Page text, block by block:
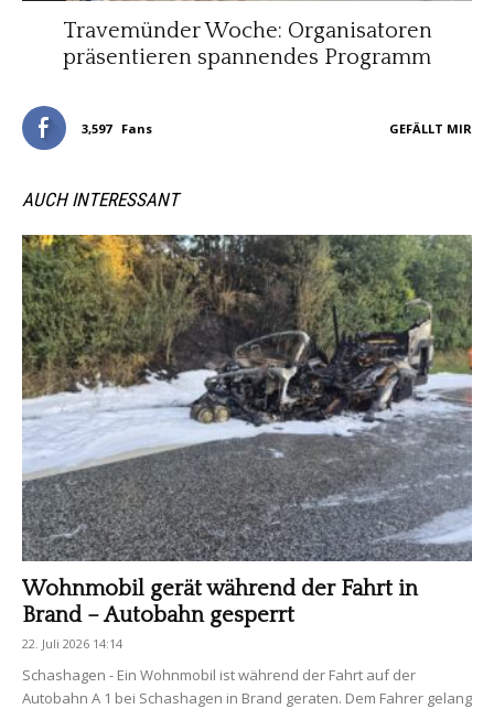
Travemünder Woche: Organisatoren
präsentieren spannendes Programm
3,597 Fans GEFÄLLT MIR
AUCH INTERESSANT
Wohnmobil gerät während der Fahrt in
Brand – Autobahn gesperrt
22. Juli 2026 14:14
Schashagen - Ein Wohnmobil ist während der Fahrt auf der
Autobahn A 1 bei Schashagen in Brand geraten. Dem Fahrer gelang